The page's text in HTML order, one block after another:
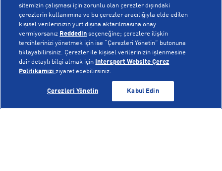
GELİNCE HABER VER
GELİNCE HABER VER
Hakkımızda
Mağazalarımız
Bilgi Toplumu Hizmetleri
Gizlilik Politikası
İşlem Rehberi
Kampanyalar
YARDIM
Sipariş Takibi
İptal & İade
Sıkça Sorulan Sorular
Yetkili Servis Listesi
POPÜLER KOLEKSİYONLAR
Voleybol Milli Takım Formaları
New Balance 408
sitemizin çalışması için zorunlu olan çerezler dışındaki
çerezlerin kullanımına ve bu çerezler aracılığıyla elde edilen
kişisel verilerinizin yurt dışına aktarılmasına onay
vermiyorsanız Reddedin seçeneğine; çerezlere ilişkin
tercihlerinizi yönetmek için ise “Çerezleri Yönetin” butonuna
tıklayabilirsiniz. Çerezler ile kişisel verilerinizin işlenmesine
dair detaylı bilgi almak için
Intersport Website Çerez
Politikamızıziyaret edebilirsiniz.
Çerezleri Yönetin Kabul Edin